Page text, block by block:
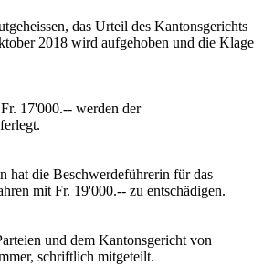
das Urteil des Kantonsgerichts
2018 wird aufgehoben und die Klage
17'000.-- werden der
hat die Beschwerdeführerin für das
mit Fr. 19'000.-- zu entschädigen.
und dem Kantonsgericht von
schriftlich mitgeteilt.